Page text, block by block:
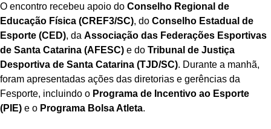
O encontro recebeu apoio do Conselho Regional de
Educação Física (CREF3/SC), do Conselho Estadual de
Esporte (CED), da Associação das Federações Esportivas
de Santa Catarina (AFESC) e do Tribunal de Justiça
Desportiva de Santa Catarina (TJD/SC). Durante a manhã,
foram apresentadas ações das diretorias e gerências da
Fesporte, incluindo o Programa de Incentivo ao Esporte
(PIE) e o Programa Bolsa Atleta.